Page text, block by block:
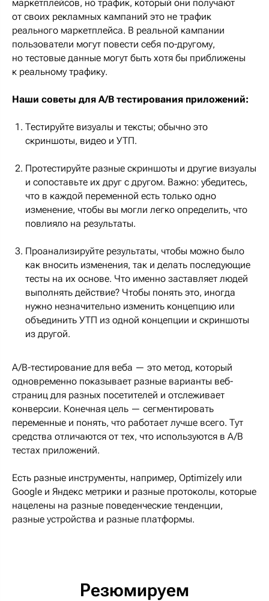
маркетплейсов, но трафик, который они получают
от своих рекламных кампаний это не трафик
реального маркетплейса. В реальной кампании
пользователи могут повести себя по-другому,
но тестовые данные могут быть хотя бы приближены
к реальному трафику.
Наши советы для A/B тестирования приложений:
Тестируйте визуалы и тексты; обычно это
скриншоты, видео и УТП.
Протестируйте разные скриншоты и другие визуалы
и сопоставьте их друг с другом. Важно: убедитесь,
что в каждой переменной есть только одно
изменение, чтобы вы могли легко определить, что
повлияло на результаты.
Проанализируйте результаты, чтобы можно было
как вносить изменения, так и делать последующие
тесты на их основе. Что именно заставляет людей
выполнять действие? Чтобы понять это, иногда
нужно незначительно изменить концепцию или
объединить УТП из одной концепции и скриншоты
из другой.
A/B-тестирование для веба — это метод, который
одновременно показывает разные варианты веб-
страниц для разных посетителей и отслеживает
конверсии. Конечная цель — сегментировать
переменные и понять, что работает лучше всего. Тут
средства отличаются от тех, что используются в A/B
тестах приложений.
Есть разные инструменты, например, Optimizely или
Google и Яндекс метрики и разные протоколы, которые
нацелены на разные поведенческие тенденции,
разные устройства и разные платформы.
Резюмируем